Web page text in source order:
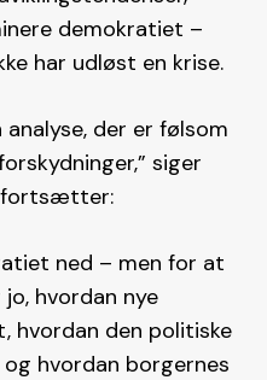
demokratiet –
har udløst en krise.
der er følsom
siger
fortsætter:
ned – men for at
hvordan nye
hvordan den politiske
hvordan borgernes